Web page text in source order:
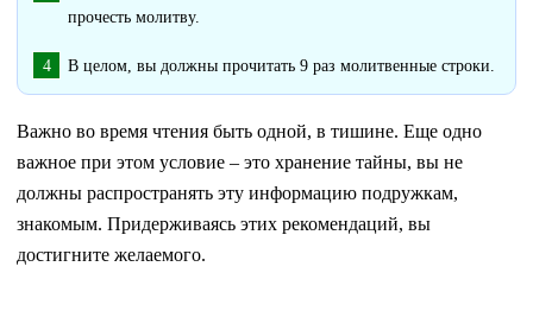
прочесть молитву.
В целом, вы должны прочитать 9 раз молитвенные строки.
Важно во время чтения быть одной, в тишине. Еще одно
важное при этом условие – это хранение тайны, вы не
должны распространять эту информацию подружкам,
знакомым. Придерживаясь этих рекомендаций, вы
достигните желаемого.